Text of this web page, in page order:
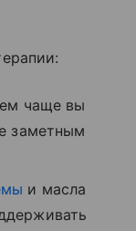
чаще вы
заметным
и масла